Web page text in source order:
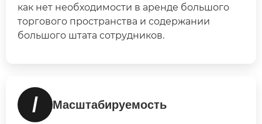
как нет необходимости в аренде большого
торгового пространства и содержании
большого штата сотрудников.
/ Масштабируемость